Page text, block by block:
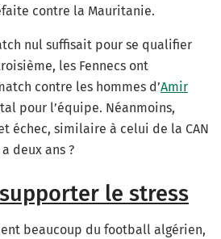
contre la Mauritanie.
nul suffisait pour se qualifier
les Fennecs ont
contre les hommes d’Amir
pour l’équipe. Néanmoins,
échec, similaire à celui de la CAN
deux ans ?
le stress
beaucoup du football algérien,